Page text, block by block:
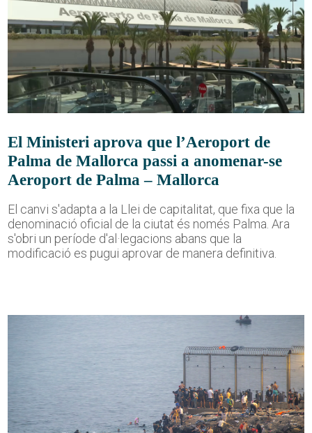
El Ministeri aprova que l’Aeroport de
Palma de Mallorca passi a anomenar-se
Aeroport de Palma – Mallorca
El canvi s'adapta a la Llei de capitalitat, que fixa que la
denominació oficial de la ciutat és només Palma. Ara
s'obri un període d'al·legacions abans que la
modificació es pugui aprovar de manera definitiva.